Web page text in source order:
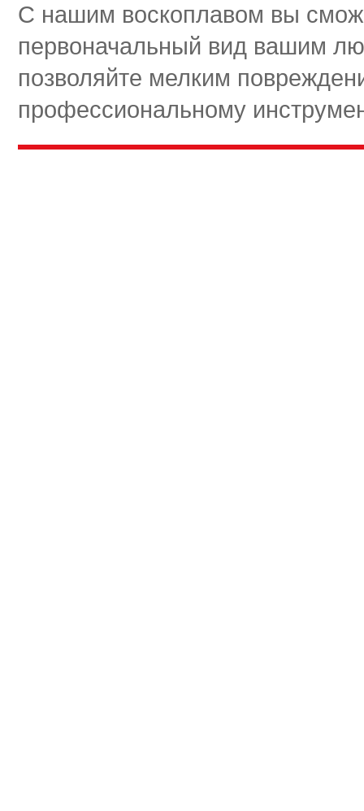
С нашим воскоплавом вы
первоначальный вид вашим
позволяйте мелким
профессиональному